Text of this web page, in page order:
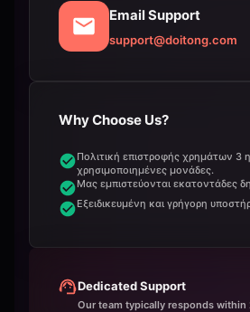
Email Support
support@doitong.com
Why Choose Us?
Πολιτική επιστροφής χρημάτων 3
χρησιμοποιημένες μονάδες.
Μας εμπιστεύονται εκατοντάδες
Εξειδικευμένη και γρήγορη
Dedicated Support
Our team typically responds within